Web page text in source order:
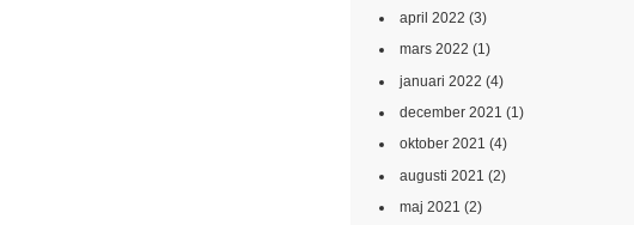
april 2022 (3)
mars 2022 (1)
januari 2022 (4)
december 2021 (1)
oktober 2021 (4)
augusti 2021 (2)
maj 2021 (2)